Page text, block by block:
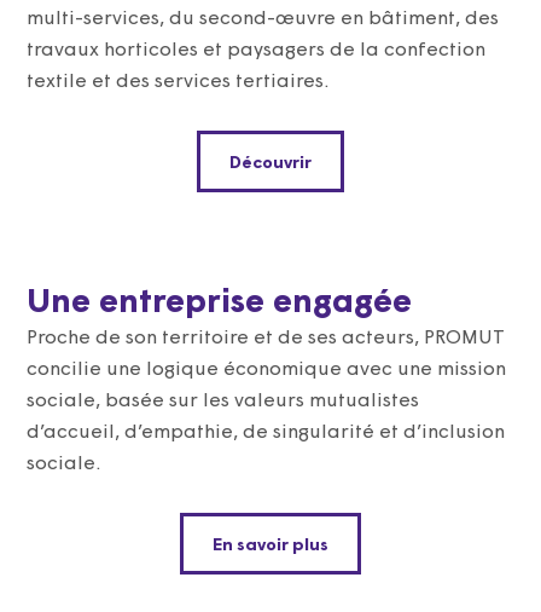
multi-services, du second-œuvre en bâtiment, des
travaux horticoles et paysagers de la confection
textile et des services tertiaires.
Découvrir
Une entreprise engagée
Proche de son territoire et de ses acteurs, PROMUT
concilie une logique économique avec une mission
sociale, basée sur les valeurs mutualistes
d’accueil, d’empathie, de singularité et d’inclusion
sociale.
En savoir plus